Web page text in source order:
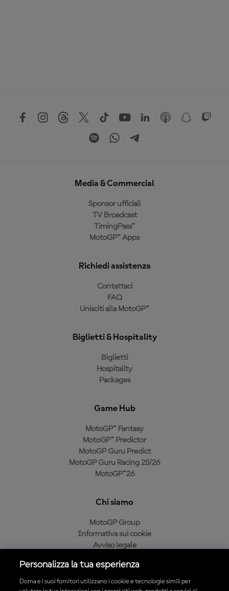
Media & Commercial
Sponsor ufficiali
TV Broadcast
TimingPass™
MotoGP™ Apps
Richiedi assistenza
Contattaci
FAQ
Unisciti alla MotoGP™
Biglietti & Hospitality
Biglietti
Hospitality
Packages
Game Hub
MotoGP™ Fantasy
MotoGP™ Predictor
MotoGP Guru Predict
MotoGP Guru Racing 25/26
MotoGP™26
Chi siamo
MotoGP Group
Informativa sui cookie
Avviso legale
Condizioni di acquisto
Personalizza la tua esperienza
Dorna e i suoi fornitori utilizzano i cookie e tecnologie simili per